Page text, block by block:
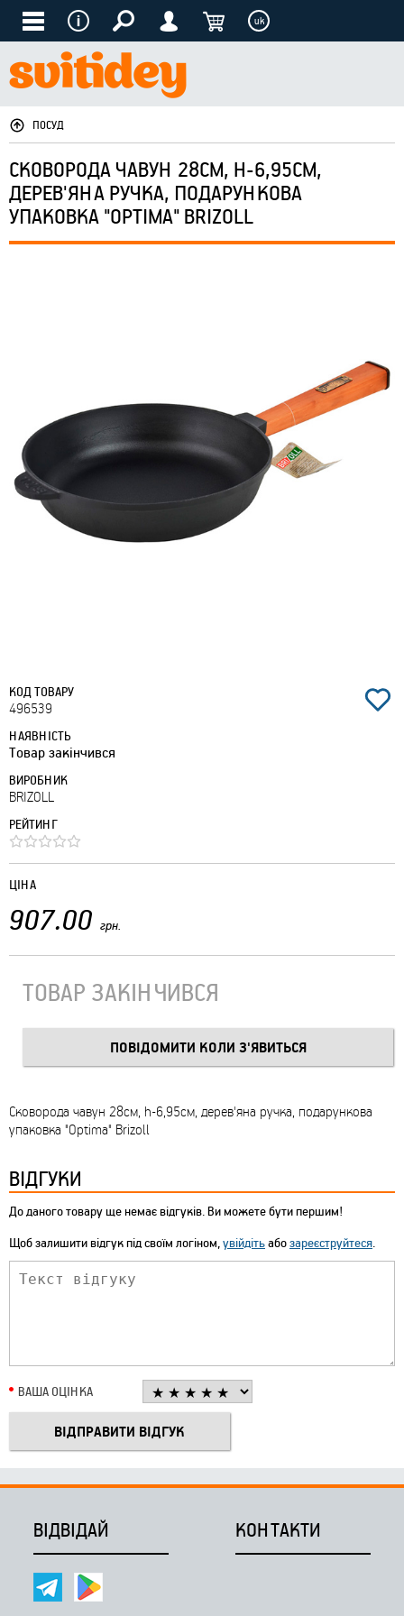
uk
ПОСУД
СКОВОРОДА ЧАВУН 28СМ, H-6,95СМ,
ДЕРЕВ'ЯНА РУЧКА, ПОДАРУНКОВА
УПАКОВКА "OPTIMA" BRIZOLL
КОД ТОВАРУ
496539
НАЯВНІСТЬ
Товар закінчився
ВИРОБНИК
BRIZOLL
РЕЙТИНГ
ЦІНА
907.00 грн.
ТОВАР ЗАКІНЧИВСЯ
Сковорода чавун 28см, h-6,95см, дерев'яна ручка, подарункова
упаковка "Optima" Brizoll
ВІДГУКИ
До даного товару ще немає відгуків. Ви можете бути першим!
Щоб залишити відгук під своїм логіном,увійдітьабозареєструйтеся.
ВАША ОЦІНКА
ВІДВІДАЙ КОНТАКТИ